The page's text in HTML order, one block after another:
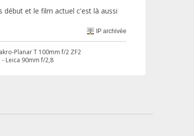
début et le film actuel c'est là aussi
IP archivée
Planar T 100mm f/2 ZF2
Leica 90mm f/2,8